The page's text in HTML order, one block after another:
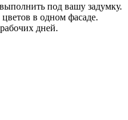
под вашу задумку.
в одном фасаде.
дней.